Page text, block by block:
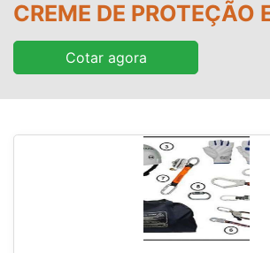
CREME DE PROTEÇÃO
Cotar agora